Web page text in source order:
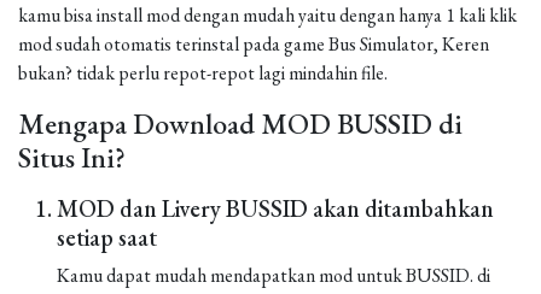
kamu bisa install mod dengan mudah yaitu dengan hanya 1 kali klik
mod sudah otomatis terinstal pada game Bus Simulator, Keren
bukan? tidak perlu repot-repot lagi mindahin file.
Mengapa Download MOD BUSSID di
Situs Ini?
MOD dan Livery BUSSID akan ditambahkan
setiap saat
Kamu dapat mudah mendapatkan mod untuk BUSSID. di